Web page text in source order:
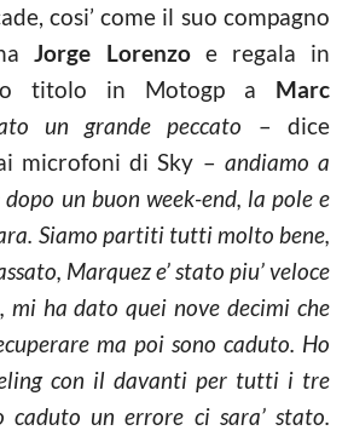
cosi’ come il suo compagno
Jorge Lorenzoe regala in
titolo in Motogp a Marc
un grande peccato – dice
microfoni di Sky – andiamo a
un buon week-end, la pole e
Siamo partiti tutti molto bene,
Marquez e’ stato piu’ veloce
mi ha dato quei nove decimi che
ma poi sono caduto. Ho
con il davanti per tutti i tre
caduto un errore ci sara’ stato.